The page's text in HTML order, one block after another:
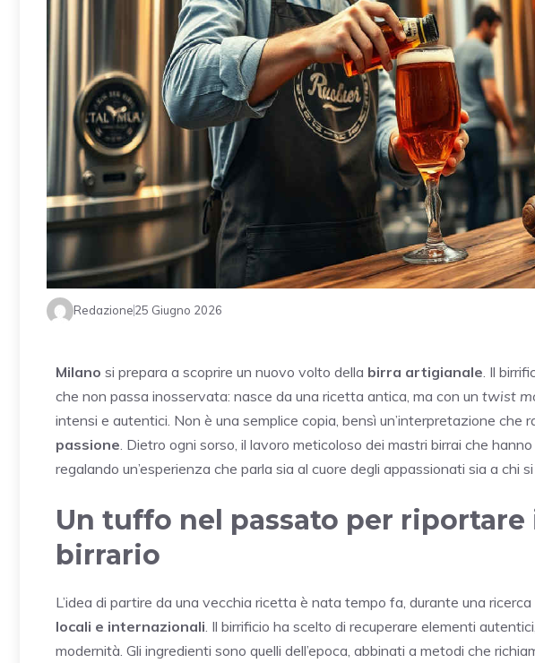
Redazione25 Giugno 2026
Milano si prepara a scoprire un nuovo volto della birra artigianale . Il
che non passa inosservata: nasce da una ricetta antica, ma con un twist
intensi e autentici. Non è una semplice copia, bensì un’interpretazione che
passione . Dietro ogni sorso, il lavoro meticoloso dei mastri birrai che
regalando un’esperienza che parla sia al cuore degli appassionati sia a chi
Un tuffo nel passato per
birrario
L’idea di partire da una vecchia ricetta è nata tempo fa, durante una
locali e internazionali . Il birrificio ha scelto di recuperare elementi
modernità. Gli ingredienti sono quelli dell’epoca, abbinati a metodi che